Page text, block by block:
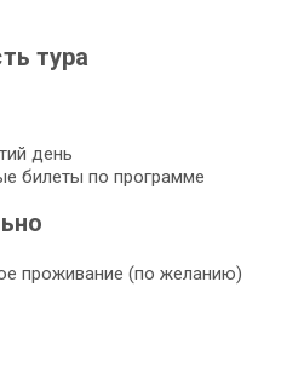
тура
день
билеты по программе
проживание (по желанию)